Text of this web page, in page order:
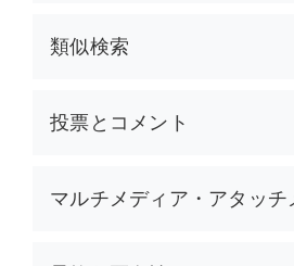
類似検索
投票とコメント
マルチメディア・アタッチ